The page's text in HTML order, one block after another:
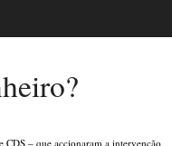
CDS – que accionaram a intervenção